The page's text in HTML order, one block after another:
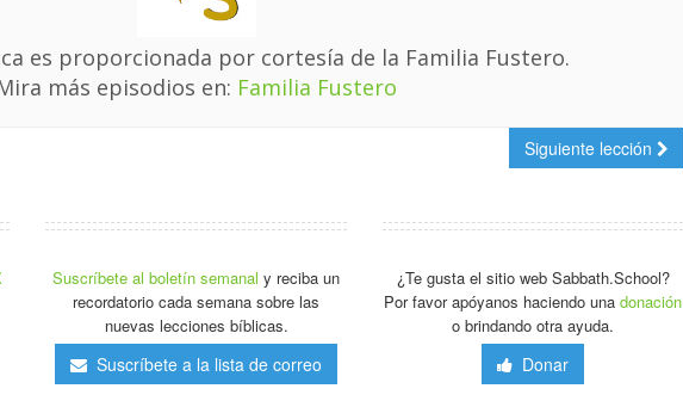
es proporcionada por cortesía de la Familia Fustero.
más episodios en: Familia Fustero
Siguiente lección
Suscríbete al boletín semanal y reciba un
recordatorio cada semana sobre las
nuevas lecciones bíblicas.
Suscríbete a la lista de correo
¿Te gusta el sitio web Sabbath.School?
Por favor apóyanos haciendo unadonación
o brindando otra ayuda.
Donar